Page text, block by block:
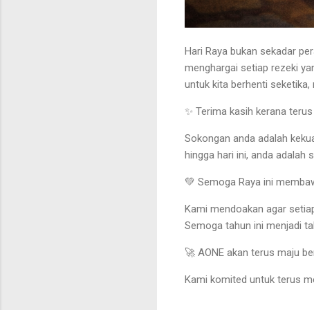
Hari Raya bukan sekadar
menghargai setiap rezeki
untuk kita berhenti seketika,
✨ Terima kasih kerana
Sokongan anda adalah
hingga hari ini, anda adalah
💚 Semoga Raya ini
Kami mendoakan agar
Semoga tahun ini menjadi
🚀 AONE akan terus maju
Kami komited untuk terus